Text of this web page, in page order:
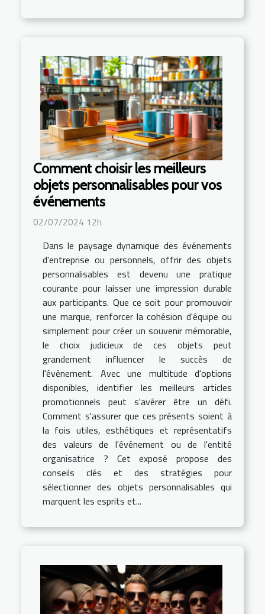
Comment choisir les meilleurs
objets personnalisables pour vos
événements
02/07/2024 12h
Dans le paysage dynamique des événements
d'entreprise ou personnels, offrir des objets
personnalisables est devenu une pratique
courante pour laisser une impression durable
aux participants. Que ce soit pour promouvoir
une marque, renforcer la cohésion d'équipe ou
simplement pour créer un souvenir mémorable,
le choix judicieux de ces objets peut
grandement influencer le succès de
l'événement. Avec une multitude d'options
disponibles, identifier les meilleurs articles
promotionnels peut s'avérer être un défi.
Comment s'assurer que ces présents soient à
la fois utiles, esthétiques et représentatifs
des valeurs de l'événement ou de l'entité
organisatrice ? Cet exposé propose des
conseils clés et des stratégies pour
sélectionner des objets personnalisables qui
marquent les esprits et...